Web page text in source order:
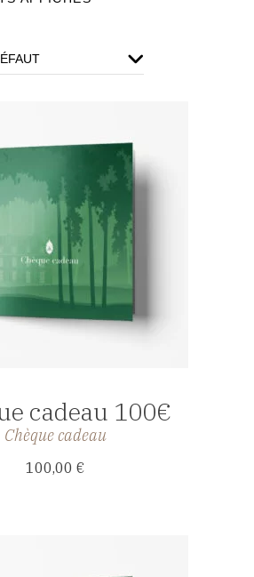
cadeau 100€
Chèque cadeau
100,00 €